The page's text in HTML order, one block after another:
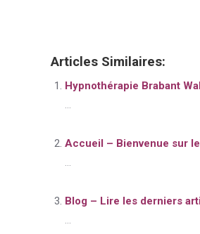
Articles Similaires:
Hypnothérapie Brabant
...
Accueil – Bienvenue sur
...
Blog – Lire les derniers
...